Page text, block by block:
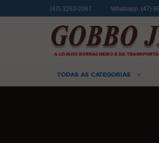
(47) 3263-2067 Whatsapp: (47)
TODAS AS CATEGORIAS